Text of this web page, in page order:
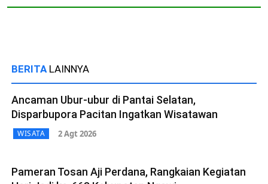
BERITA LAINNYA
Ancaman Ubur-ubur di Pantai Selatan,
Disparbupora Pacitan Ingatkan Wisatawan
WISATA 2 Agt 2026
Pameran Tosan Aji Perdana, Rangkaian Kegiatan